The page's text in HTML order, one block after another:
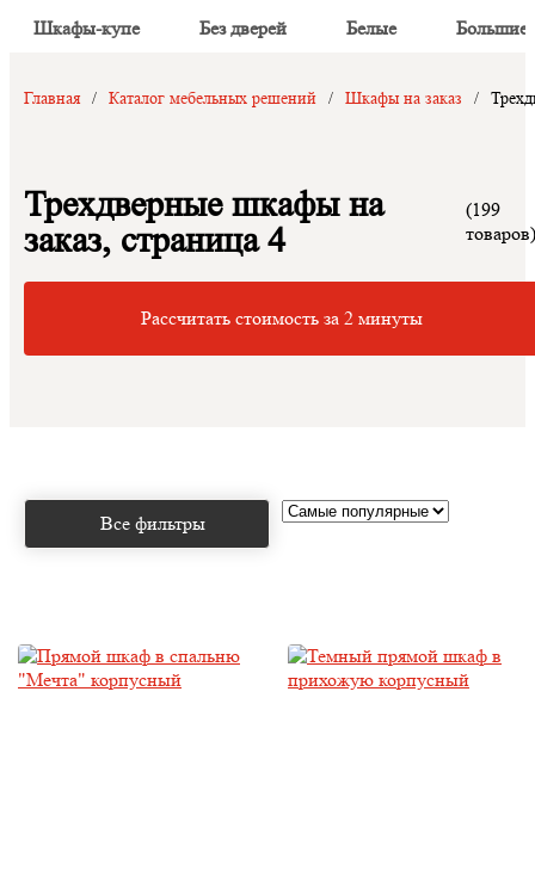
Шкафы-купе Без дверей Белые Большие
Главная / Каталог мебельных решений / Шкафы на заказ /
Трехдверные шкафы на
заказ, страница 4
(199
Рассчитать стоимость за 2 минуты
Все фильтры